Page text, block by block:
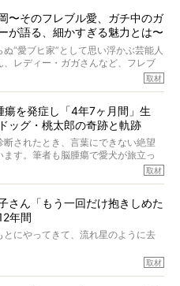
〜そのフレブル愛、ガチ中のガ
が語る、細かすぎる魅力とは〜
“愛ブヒ家”として思い浮かぶ芸能人
、レディー・ガガさんなど、フレブ
いと思います。が、ロッチ中岡さん
覗くと、たくさんのフレブルアカウ
て、わが『FRENCH BULLDOG
ーラスも、その中の一頭。
ブルの魅力を語っていただきまし
は、思ってた以上！ ガチ中のガチ
取材
瘍を発症し「4年7ヶ月間」生
ッグ・桃太郎の奇跡と軌跡
されたとき、言葉にできない絶望
す。筆者も脳腫瘍で愛犬が旅立っ
、どれほど厄介で困難な病気かを理
ルドッグの桃太郎は9歳で脳腫瘍を発
も生き抜いたのです。旅立ったと
月、レジェンド級のレジェンドでし
3年間は一度も発作が起きなかったと
ルドッグだけでなく、脳腫瘍と闘う
取材
さん「もう一回だけ抱きしめた
年間
とにやってきて、流れ星のように去
取材